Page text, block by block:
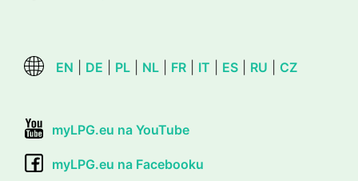
EN DE PL NL FR IT ES RU CZ
myLPG.eu na YouTube
myLPG.eu na Facebooku